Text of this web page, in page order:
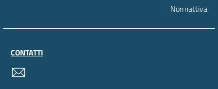
Normattiva
CONTATTI